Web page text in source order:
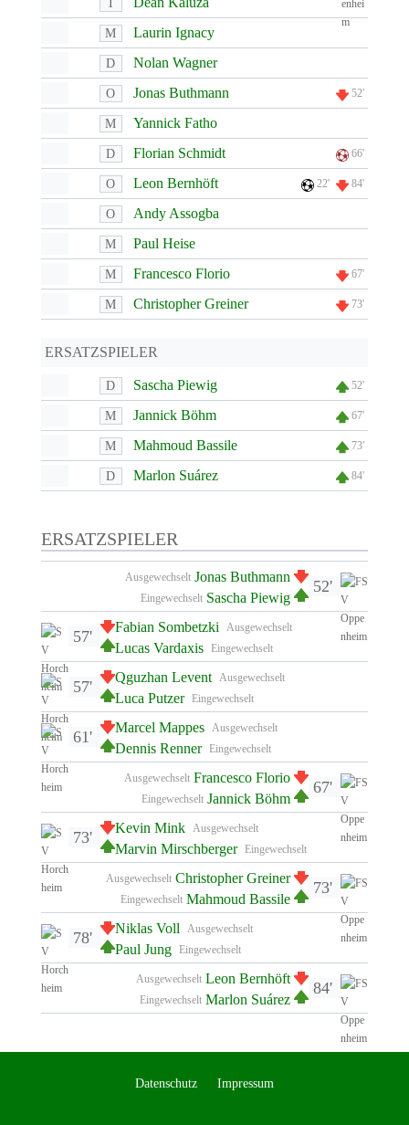
T
M Laurin Ignacy
D Nolan Wagner
O Jonas Buthmann 52'
M Yannick Fatho
D Florian Schmidt 66'
O Leon Bernhöft 22' 84'
O Andy Assogba
M Paul Heise
M Francesco Florio 67'
M Christopher Greiner 73'
ERSATZSPIELER
D Sascha Piewig 52'
M Jannick Böhm 67'
M Mahmoud Bassile 73'
D Marlon Suárez 84'
ERSATZSPIELER
52'
Ausgewechselt Jonas Buthmann
Eingewechselt Sascha Piewig
Ausgewechselt
Fabian Sombetzki
Eingewechselt
Lucas Vardaxis
57'
Ausgewechselt
Qguzhan Levent
Eingewechselt
Luca Putzer
57'
Ausgewechselt
Marcel Mappes
Eingewechselt
Dennis Renner
61'
67'
Ausgewechselt Francesco Florio
Eingewechselt Jannick Böhm
Ausgewechselt
Kevin Mink
Eingewechselt
Marvin Mirschberger
73'
73'
Ausgewechselt Christopher Greiner
Eingewechselt Mahmoud Bassile
Ausgewechselt
Niklas Voll
Eingewechselt
Paul Jung
78'
84'
Ausgewechselt Leon Bernhöft
Eingewechselt Marlon Suárez
Datenschutz Impressum